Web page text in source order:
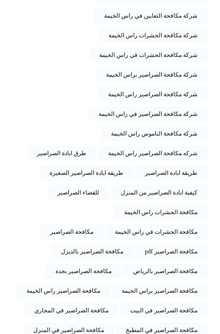
شركة مكافحة الثعابين في راس الخيمة
شركة مكافحة الحشرات راس الخيمة
شركة مكافحة الحشرات في راس الخيمة
شركة مكافحة الصراصير براس الخيمة
شركة مكافحة الصراصير راس الخيمة
شركة مكافحة الصراصير في راس الخيمة
شركة مكافحة الناموس راس الخيمة
شركه مكافحة الصراصير راس الخيمة طرق ابادة الصراصير
طريقة ابادة الصراصير طريقة ابادة الصراصير الصغيرة
كيفية ابادة الصراصير من المنزل للقضاء الصراصير
مكافحة الحشرات راس الخيمة
مكافحة الحشرات في راس الخيمة مكافحة الصراصير
مكافحة الصراصير pdf مكافحة الصراصير بالديزل
مكافحة الصراصير بالرياض مكافحة الصراصير بجدة
مكافحة الصراصير براس الخيمة مكافحة الصراصير راس الخيمة
مكافحة الصراصير في البيت مكافحة الصراصير في المجاري
مكافحة الصراصير في المطبخ مكافحة الصراصير في المنزل